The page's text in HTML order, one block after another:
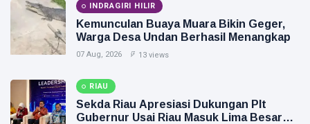
INDRAGIRI HILIR
Kemunculan Buaya Muara Bikin Geger,
Warga Desa Undan Berhasil Menangkap
07 Aug, 2026 13 views
RIAU
Sekda Riau Apresiasi Dukungan Plt
Gubernur Usai Riau Masuk Lima Besar